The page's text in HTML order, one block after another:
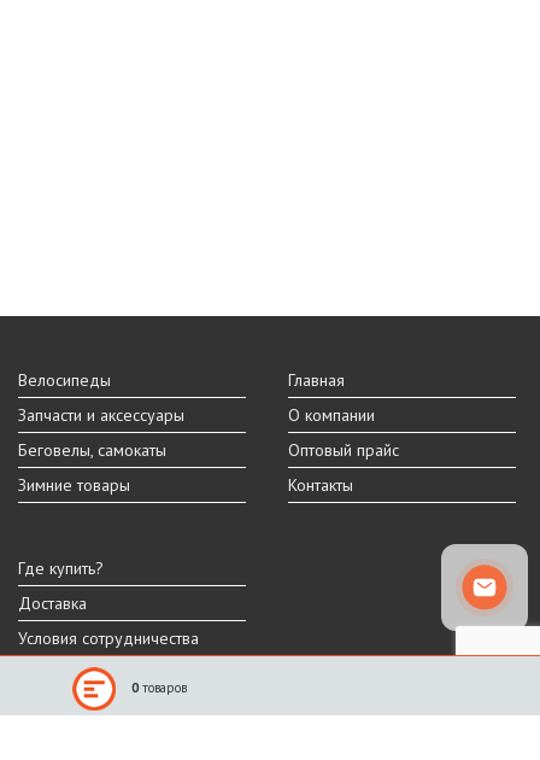
Велосипеды
Запчасти и аксессуары
Беговелы, самокаты
Зимние товары
Главная
О компании
Оптовый прайс
Контакты
Где купить?
Доставка
Условия сотрудничества
Реальный внешний вид и технические характеристики товара могут
отличаться от представленных на сайте.
0 товаров